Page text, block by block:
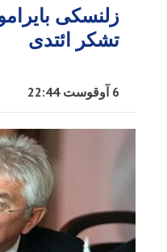
زلنسکی
تشکر ائتدی
6 آوقوست 22:44